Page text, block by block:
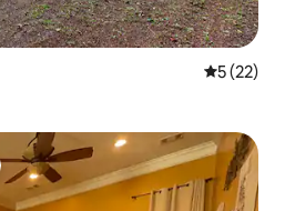
5 (22)